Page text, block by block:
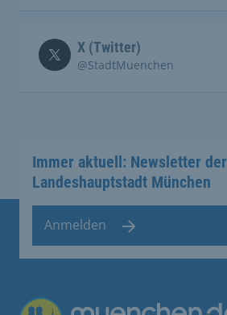
X (Twitter)
@StadtMuenchen
Immer aktuell: Newsletter der
Landeshauptstadt München
Anmelden